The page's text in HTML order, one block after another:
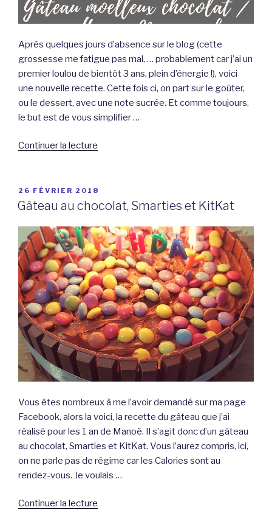
Après quelques jours d’absence sur le blog (cette
grossesse me fatigue pas mal, … probablement car j’ai un
premier loulou de bientôt 3 ans, plein d’énergie !), voici
une nouvelle recette. Cette fois ci, on part sur le goûter,
ou le dessert, avec une note sucrée. Et comme toujours,
le but est de vous simplifier …
Continuer la lecture
chocolat
noisette
MicroCook.
~Recette~ »
PUBLIÉ
LE
26 FÉVRIER 2018
Gâteau au chocolat, Smarties et KitKat
Vous êtes nombreux à me l’avoir demandé sur ma page
Facebook, alors la voici, la recette du gâteau que j’ai
réalisé pour les 1 an de Manoë. Il s’agit donc d’un gâteau
au chocolat, Smarties et KitKat. Vous l’aurez compris, ici,
on ne parle pas de régime car les Calories sont au
rendez-vous. Je voulais …
Continuer la lecture